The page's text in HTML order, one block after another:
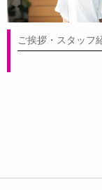
ご挨拶・スタッフ